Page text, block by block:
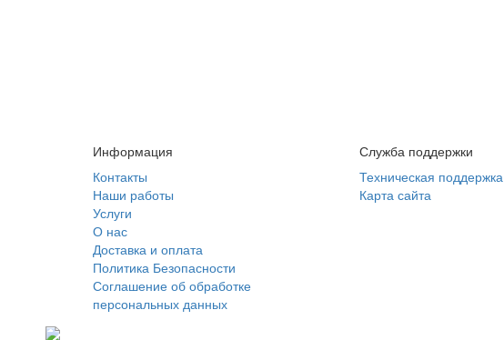
Информация
Контакты
Наши работы
Услуги
О нас
Доставка и оплата
Политика Безопасности
Соглашение об обработке
персональных данных
Служба поддержки
Техническая поддержка
Карта сайта